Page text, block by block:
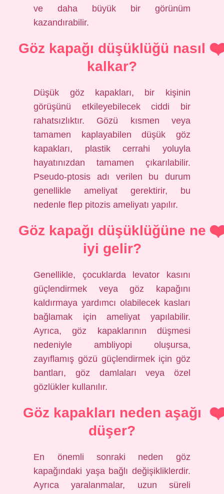
ve daha büyük bir görünüm
kazandırabilir.
Göz kapağı düşüklüğü nasıl
kalkar?
Düşük göz kapakları, bir kişinin
görüşünü etkileyebilecek ciddi bir
rahatsızlıktır. Gözü kısmen veya
tamamen kaplayabilen düşük göz
kapakları, plastik cerrahi yoluyla
hayatınızdan tamamen çıkarılabilir.
Pseudo-ptosis adı verilen bu durum
genellikle ameliyat gerektirir, bu
nedenle flep pitozis ameliyatı yapılır.
Göz kapağı düşüklüğüne ne
iyi gelir?
Genellikle, çocuklarda levator kasını
güçlendirmek veya göz kapağını
kaldırmaya yardımcı olabilecek kasları
bağlamak için ameliyat yapılabilir.
Ayrıca, göz kapaklarının düşmesi
nedeniyle ambliyopi oluşursa,
zayıflamış gözü güçlendirmek için göz
bantları, göz damlaları veya özel
gözlükler kullanılır.
Göz kapakları neden aşağı
düşer?
En önemli sonraki neden göz
kapağındaki yaşa bağlı değişikliklerdir.
Ayrıca yaralanmalar, uzun süreli